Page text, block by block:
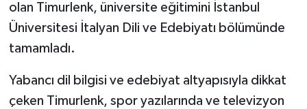
olan Timurlenk, üniversite eğitimini İstanbul
Üniversitesi İtalyan Dili ve Edebiyatı bölümünde
tamamladı.
Yabancı dil bilgisi ve edebiyat altyapısıyla dikkat
çeken Timurlenk, spor yazılarında ve televizyon